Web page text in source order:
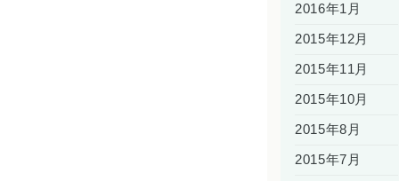
2016年1月
2015年12月
2015年11月
2015年10月
2015年8月
2015年7月